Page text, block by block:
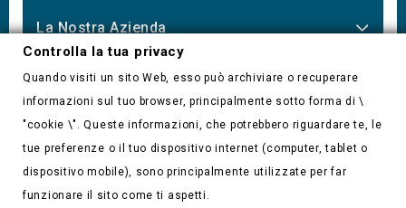
La Nostra Azienda
Controlla la tua privacy
Controlla la tua privacy
Quando visiti un sito Web, esso può archiviare o recuperare
informazioni sul tuo browser, principalmente sotto forma di \
"cookie \". Queste informazioni, che potrebbero riguardare te, le
tue preferenze o il tuo dispositivo internet (computer, tablet o
dispositivo mobile), sono principalmente utilizzate per far
funzionare il sito come ti aspetti.